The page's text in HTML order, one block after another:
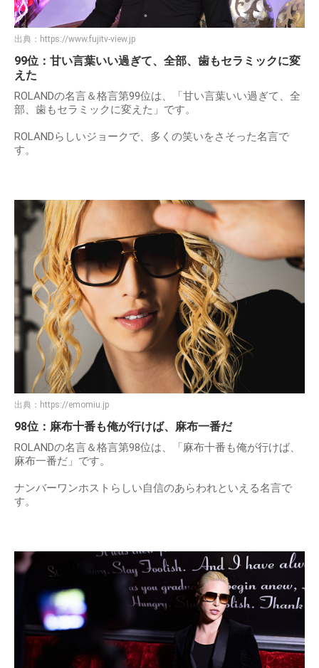
出典： https://www.fujitv-view.jp
99位：甘い言葉いい過ぎて、全部、歯もセラミックに変
えた
ROLANDの名言＆格言第99位は、「甘い言葉いい過ぎて、全
部、歯もセラミックに変えた」です。
ROLANDらしいジョークで、多くの笑いをさそった名言で
す。
出典： https://emomiu.jp
98位：麻布十番も俺が行けば、麻布一番だ
ROLANDの名言＆格言第98位は、「麻布十番も俺が行けば、
麻布一番だ」です。
ナンバーワンホストらしい自信のあらわれといえる名言で
す。